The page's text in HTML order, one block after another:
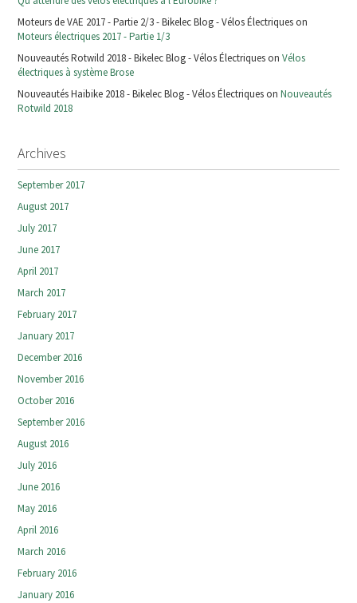
Moteurs de VAE 2017 - Partie 2/3 - Bikelec Blog - Vélos Électriques on
Moteurs électriques 2017 - Partie 1/3
Nouveautés Rotwild 2018 - Bikelec Blog - Vélos Électriques onVélos
électriques à système Brose
Nouveautés Haibike 2018 - Bikelec Blog - Vélos Électriques onNouveautés
Rotwild 2018
Archives
September 2017
August 2017
July 2017
June 2017
April 2017
March 2017
February 2017
January 2017
December 2016
November 2016
October 2016
September 2016
August 2016
July 2016
June 2016
May 2016
April 2016
March 2016
February 2016
January 2016